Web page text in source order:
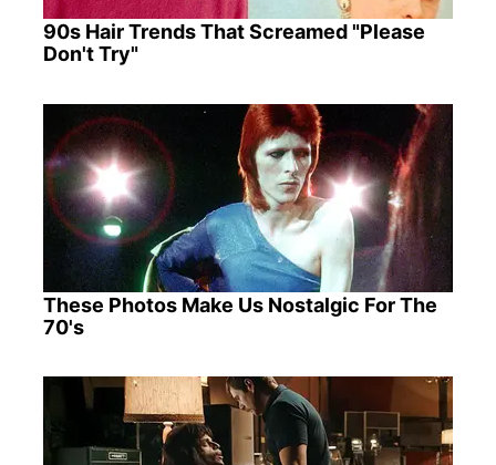
90s Hair Trends That Screamed "Please
Don't Try"
These Photos Make Us Nostalgic For The
70's